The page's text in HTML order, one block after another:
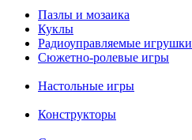
Пазлы и мозаика
Куклы
Радиоуправляемые игрушки
Сюжетно-ролевые игры
Настольные игры
Конструкторы